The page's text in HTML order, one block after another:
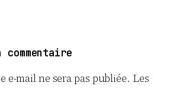
e-mail ne sera pas publiée. Les